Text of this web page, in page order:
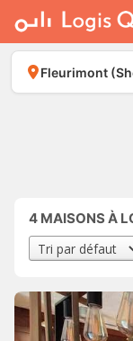
À LOUER
À VENDRE
PLACER UNE
Fleurimont
4 MAISONS À